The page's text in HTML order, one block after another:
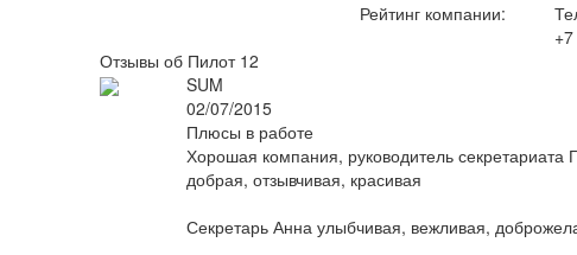
Рейтинг компании:
Отзывы об Пилот 12
SUM
02/07/2015
Плюсы в работе
Хорошая компания, руководитель секретариата
добрая, отзывчивая, красивая
Секретарь Анна улыбчивая, вежливая,